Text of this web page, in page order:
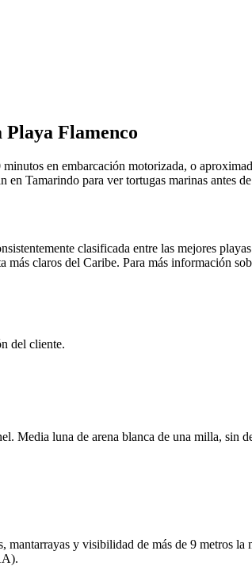
Flamenco
en embarcación motorizada, o
Tamarindo para ver tortugas marinas antes
clasificada entre las mejores
claros del Caribe. Para más información
del cliente.
Media luna de arena blanca de una milla, sin
y visibilidad de más de 9 metros